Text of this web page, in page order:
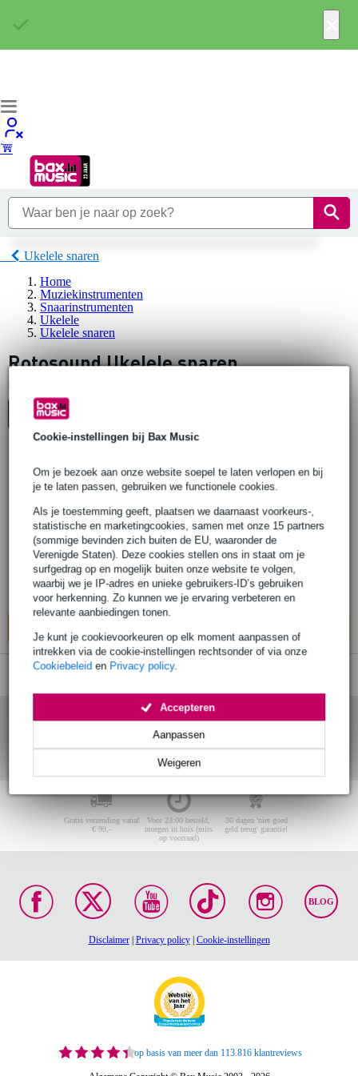
Cookie-instellingen bij Bax Music
Om je bezoek aan onze website soepel te laten verlopen en bij
je te laten passen, gebruiken we functionele cookies.
Als je toestemming geeft, plaatsen we daarnaast voorkeurs-,
statistische en marketingcookies, samen met onze 15 partners
(sommige bevinden zich buiten de EU, waaronder de
Verenigde Staten). Deze cookies stellen ons in staat om je
surfgedrag op en mogelijk buiten onze website te volgen,
waarbij we je IP-adres en unieke gebruikers-ID’s gebruiken
voor herkenning. Zo kunnen we je ervaring verbeteren en
relevante aanbiedingen tonen.
Je kunt je cookievoorkeuren op elk moment aanpassen of
intrekken via de cookie-instellingen rechtsonder of via onze
Cookiebeleid en Privacy policy.
Weigeren
Aanpassen
Accepteren
Ukelele snaren
Home
Muziekinstrumenten
Snaarinstrumenten
Ukelele
Ukelele snaren
Rotosound Ukelele snaren
Er is
Top-10
1 review
Rotosound RS85 snarenset voor ukelele
(ADF#B)
Adviesprijs € 11,20 € 5,95
Op voorraad bij de leverancier
Gratis verzending vanaf
€ 99,-
Voor 23:00 besteld,
morgen in huis (mits
op voorraad)
30 dagen 'niet goed
geld terug' garantie!
BLOG
Disclaimer| Privacy policy| Cookie-instellingen
op basis van meer dan 113.816 klantreviews